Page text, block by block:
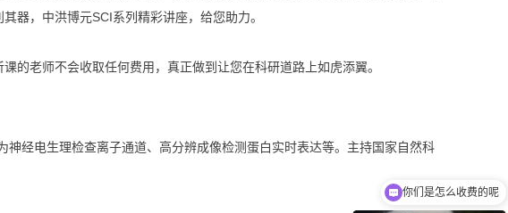
器，中洪博元SCI系列精彩讲座，给您助力。
的老师不会收取任何费用，真正做到让您在科研道路上如虎添翼。
经电生理检查离子通道、高分辨成像检测蛋白实时表达等。主持国家自然科
你们是怎么收费的呢